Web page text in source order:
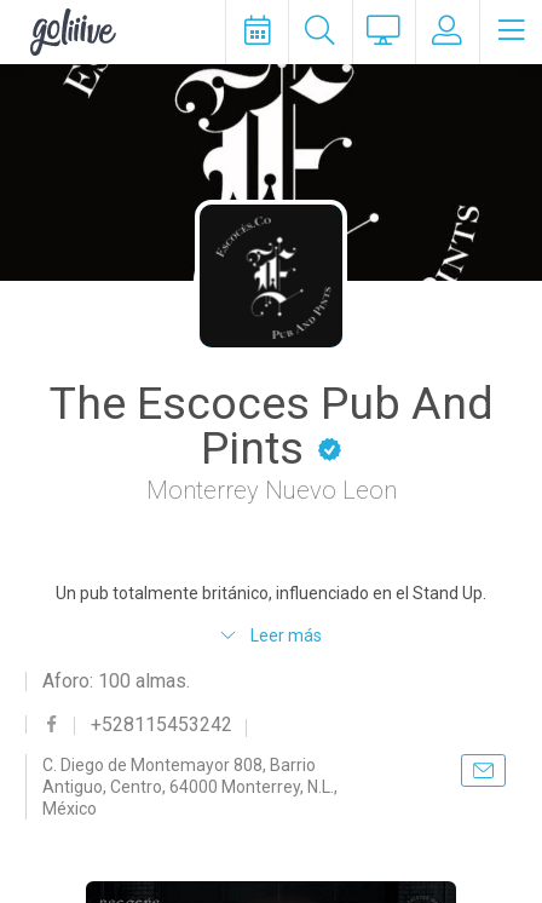
goliiive
The Escoces Pub And
Pints
Monterrey Nuevo Leon
Un pub totalmente británico, influenciado en el Stand Up.
Leer más
Aforo: 100 almas.
+528115453242
C. Diego de Montemayor 808, Barrio
Antiguo, Centro, 64000 Monterrey, N.L.,
México